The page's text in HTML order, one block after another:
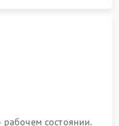
состоянии.